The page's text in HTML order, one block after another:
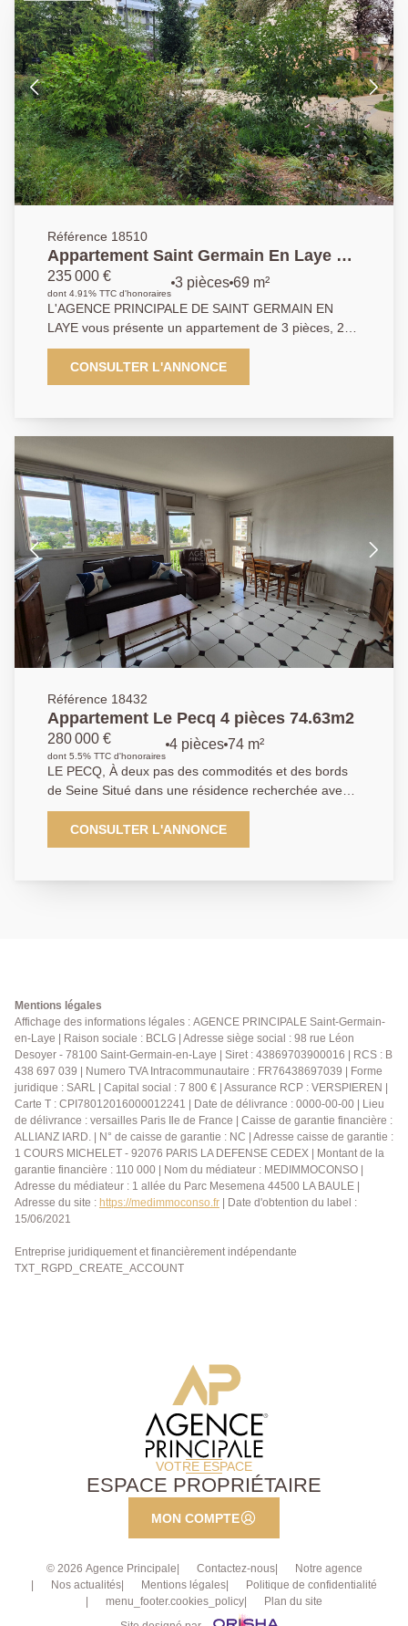
Référence 18510
Appartement Saint Germain En Laye 3
pièce(s) 70 m2
235 000 €
dont 4.91% TTC d'honoraires
3 pièces 69 m²
L'AGENCE PRINCIPALE DE SAINT GERMAIN EN
LAYE vous présente un appartement de 3 pièces, 2
chambres de près de 70 m2 situé au dernier étage
d'une résidence familiale ravalée cette année. Il
dispose de beaux volumes avec un grand balcon . A
sol complète ce bien. Produit rare .
CONSULTER L'ANNONCE
Référence 18432
Appartement Le Pecq 4 pièces 74.63m2
280 000 €
dont 5.5% TTC d'honoraires
4 pièces 74 m²
LE PECQ, À deux pas des commodités et des bords
de Seine Situé dans une résidence recherchée avec
ascenseur, gardien et espaces verts, découvrez ce
bel appartement traversant en étage, offrant une vue
dégagée et lumineuse. Il se compose d'une entrée
verdure et proximité immédiate des commerces et
transports. Contactez nous au 01.39.04.09.09
CONSULTER L'ANNONCE
Mentions légales
Affichage des informations légales : AGENCE PRINCIPALE Saint-Germain-
en-Laye | Raison sociale : BCLG | Adresse siège social : 98 rue Léon
Desoyer - 78100 Saint-Germain-en-Laye | Siret : 43869703900016 | RCS : B
438 697 039 | Numero TVA Intracommunautaire : FR76438697039 | Forme
juridique : SARL | Capital social : 7 800 € | Assurance RCP : VERSPIEREN |
Carte T : CPI78012016000012241 | Date de délivrance : 0000-00-00 | Lieu
de délivrance : versailles Paris Ile de France | Caisse de garantie financière :
ALLIANZ IARD. | N° de caisse de garantie : NC | Adresse caisse de garantie :
1 COURS MICHELET - 92076 PARIS LA DEFENSE CEDEX | Montant de la
garantie financière : 110 000 | Nom du médiateur : MEDIMMOCONSO |
Adresse du médiateur : 1 allée du Parc Mesemena 44500 LA BAULE |
Adresse du site : https://medimmoconso.fr | Date d'obtention du label :
15/06/2021
Entreprise juridiquement et financièrement indépendante
TXT_RGPD_CREATE_ACCOUNT
VOTRE ESPACE
ESPACE PROPRIÉTAIRE
MON COMPTE
© 2026 Agence Principale Contactez-nous
Notre agence
Nos actualités
Mentions légales
Politique de confidentialité
menu_footer.cookies_policy
Plan du site